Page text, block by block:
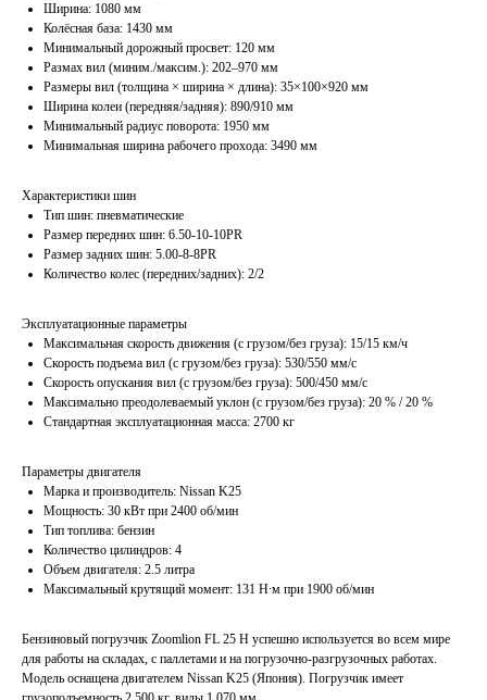
Ширина: 1080 мм
Колёсная база: 1430 мм
Минимальный дорожный просвет: 120 мм
Размах вил (миним./максим.): 202–970 мм
Размеры вил (толщина × ширина × длина): 35×100×920 мм
Ширина колеи (передняя/задняя): 890/910 мм
Минимальный радиус поворота: 1950 мм
Минимальная ширина рабочего прохода: 3490 мм
Характеристики шин
Тип шин: пневматические
Размер передних шин: 6.50-10-10PR
Размер задних шин: 5.00-8-8PR
Количество колес (передних/задних): 2/2
Эксплуатационные параметры
Максимальная скорость движения (с грузом/без груза): 15/15 км/ч
Скорость подъема вил (с грузом/без груза): 530/550 мм/с
Скорость опускания вил (с грузом/без груза): 500/450 мм/с
Максимально преодолеваемый уклон (с грузом/без груза): 20 % / 20 %
Стандартная эксплуатационная масса: 2700 кг
Параметры двигателя
Марка и производитель: Nissan K25
Мощность: 30 кВт при 2400 об/мин
Тип топлива: бензин
Количество цилиндров: 4
Объем двигателя: 2.5 литра
Максимальный крутящий момент: 131 Н∙м при 1900 об/мин
Бензиновый погрузчик Zoomlion FL 25 H успешно используется во всем мире
для работы на складах, с паллетами и на погрузочно-разгрузочных работах.
Модель оснащена двигателем Nissan K25 (Япония). Погрузчик имеет